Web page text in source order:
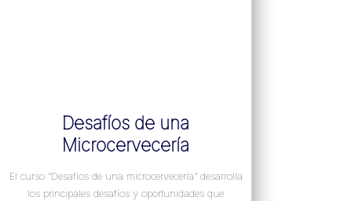
Desafíos de una
Microcervecería
El curso “Desafíos de una microcervecería” desarrolla
los principales desafíos y oportunidades que